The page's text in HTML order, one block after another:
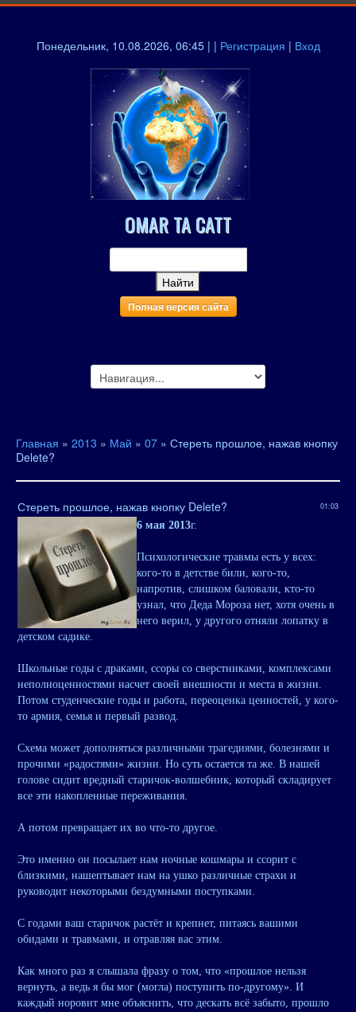
Понедельник, 10.08.2026, 06:45 | | Регистрация | Вход
OMAR TA CATT
Полная версия сайта
Главная » 2013 » Май » 07 » Стереть прошлое, нажав кнопку
Delete?
01:03
Стереть прошлое, нажав кнопку Delete?
6 мая 2013г.
Психологические травмы есть у всех:
кого-то в детстве били, кого-то,
напротив, слишком баловали, кто-то
узнал, что Деда Мороза нет, хотя очень в
него верил, у другого отняли лопатку в
детском садике.
Школьные годы с драками, ссоры со сверстниками, комплексами
неполноценностями насчет своей внешности и места в жизни.
Потом студенческие годы и работа, переоценка ценностей, у кого-
то армия, семья и первый развод.
Схема может дополняться различными трагедиями, болезнями и
прочими «радостями» жизни. Но суть остается та же. В нашей
голове сидит вредный старичок-волшебник, который складирует
все эти накопленные переживания.
А потом превращает их во что-то другое.
Это именно он посылает нам ночные кошмары и ссорит с
близкими, нашептывает нам на ушко различные страхи и
руководит некоторыми бездумными поступками.
С годами ваш старичок растёт и крепнет, питаясь вашими
обидами и травмами, и отравляя вас этим.
Как много раз я слышала фразу о том, что «прошлое нельзя
вернуть, а ведь я бы мог (могла) поступить по-другому». И
каждый норовит мне объяснить, что дескать всё забыто, прошло